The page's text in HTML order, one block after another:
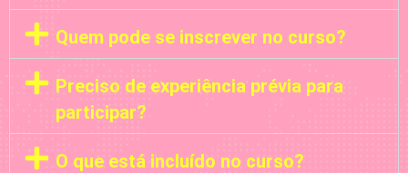
Quem pode se inscrever no curso?
Preciso de experiência prévia para
participar?
O que está incluído no curso?